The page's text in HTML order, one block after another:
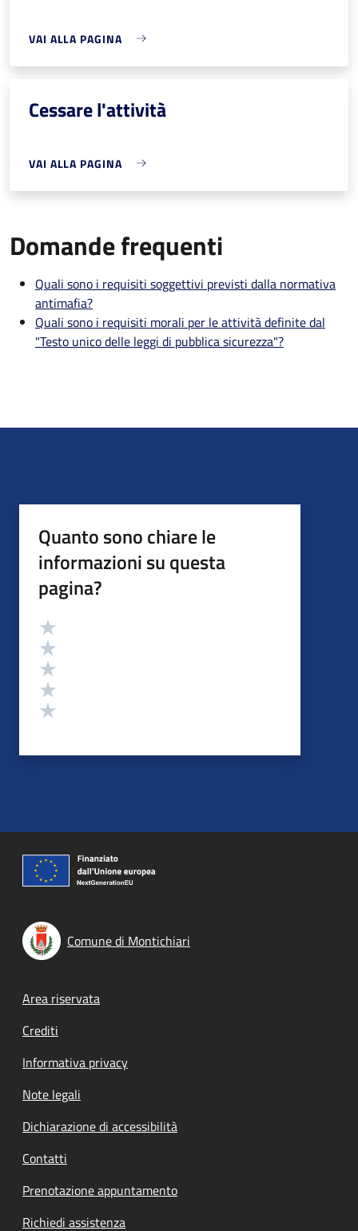
VAI ALLA PAGINA
Cessare l'attività
VAI ALLA PAGINA
Domande frequenti
Quali sono i requisiti soggettivi previsti dalla normativa
antimafia?
Quali sono i requisiti morali per le attività definite dal
"Testo unico delle leggi di pubblica sicurezza"?
Quanto sono chiare le
informazioni su questa
pagina?
Valutazione
Comune di Montichiari
Footer menu
Area riservata
Crediti
Informativa privacy
Note legali
Dichiarazione di accessibilità
Contatti
Prenotazione appuntamento
Richiedi assistenza